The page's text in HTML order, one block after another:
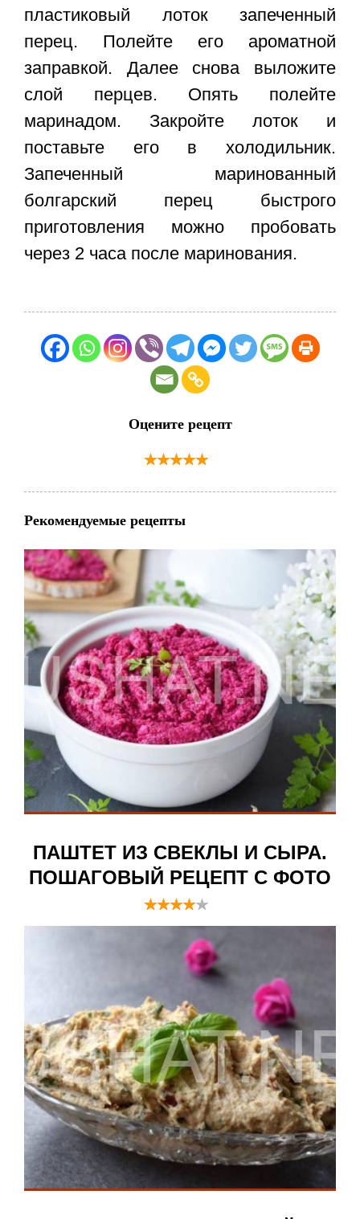
пластиковый лоток запеченный
перец. Полейте его ароматной
заправкой. Далее снова выложите
слой перцев. Опять полейте
маринадом. Закройте лоток и
поставьте его в холодильник.
Запеченный маринованный
болгарский перец быстрого
приготовления можно пробовать
через 2 часа после маринования.
Оцените рецепт
Рекомендуемые рецепты
ПАШТЕТ ИЗ СВЕКЛЫ И СЫРА.
ПОШАГОВЫЙ РЕЦЕПТ С ФОТО